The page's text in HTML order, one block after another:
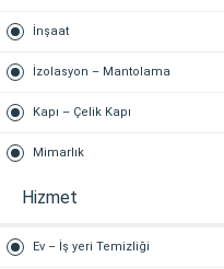
İnşaat
İzolasyon – Mantolama
Kapı – Çelik Kapı
Mimarlık
Hizmet
Ev – İş yeri Temizliği